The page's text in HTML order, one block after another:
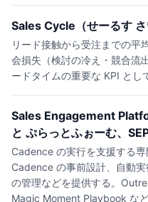
Sales Cycle（せーるす さ
リード接触から受注までの平
会損失（検討の冷え・競合流
ードタイムの重要な KPI とし
Sales Engagement
と ぷらっとふぉーむ、SEP
Cadence の実行を支援する
Cadence の事前設計、自動
の管理などを提供する。
Magic Moment Playbook など